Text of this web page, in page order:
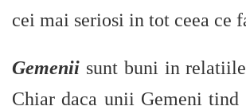
cei mai seriosi in tot ceea ce
Gemenii sunt buni in
Chiar daca unii Gemeni tind